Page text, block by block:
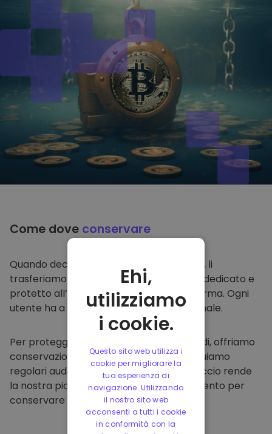
Come dove conservare
Quando decidi di comprare su
, li
trasferiamo direttamente nel tuo wallet dedicato e
protetto all’interno della nostra piattaforma. Ogni
utente ha a disposizione un wallet personale.
Per proteggere i nostri clienti e i loro fondi, offriamo
conservazione offline protetta ed effettuiamo
regolari audit di sicurezza. Questo approccio rende
la nostra piattaforma un punto di riferimento per
conservare e altre criptovalute.
Ehi,
utilizziamo
i cookie.
Questo sito web utilizza i
cookie per migliorare la
tua esperienza di
navigazione. Utilizzando
il nostro sito web
acconsenti a tutti i cookie
in conformità con la